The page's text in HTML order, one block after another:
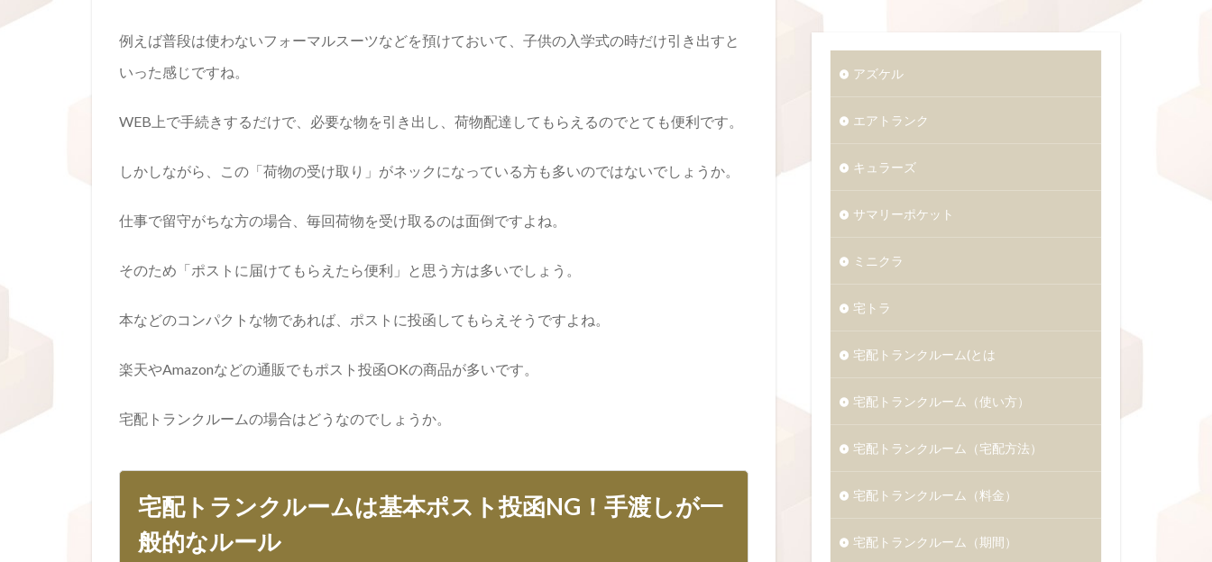
例えば普段は使わないフォーマルスーツなどを預けておいて、子供の入学式の時だけ引き出すと
いった感じですね。
WEB上で手続きするだけで、必要な物を引き出し、荷物配達してもらえるのでとても便利です。
しかしながら、この「荷物の受け取り」がネックになっている方も多いのではないでしょうか。
仕事で留守がちな方の場合、毎回荷物を受け取るのは面倒ですよね。
そのため「ポストに届けてもらえたら便利」と思う方は多いでしょう。
本などのコンパクトな物であれば、ポストに投函してもらえそうですよね。
楽天やAmazonなどの通販でもポスト投函OKの商品が多いです。
宅配トランクルームの場合はどうなのでしょうか。
宅配トランクルームは基本ポスト投函NG！手渡しが一
般的なルール
アズケル
エアトランク
キュラーズ
サマリーポケット
ミニクラ
宅トラ
宅配トランクルーム(とは
宅配トランクルーム（使い方）
宅配トランクルーム（宅配方法）
宅配トランクルーム（料金）
宅配トランクルーム（期間）